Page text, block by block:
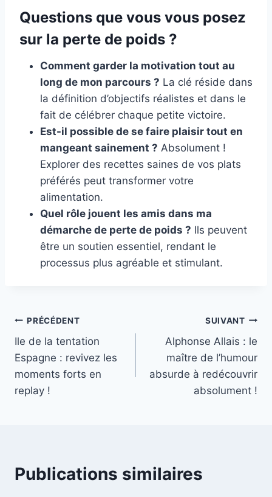
Questions que vous vous posez
sur la perte de poids ?
Comment garder la motivation tout au
long de mon parcours ? La clé réside dans
la définition d’objectifs réalistes et dans le
fait de célébrer chaque petite victoire.
Est-il possible de se faire plaisir tout en
mangeant sainement ? Absolument !
Explorer des recettes saines de vos plats
préférés peut transformer votre
alimentation.
Quel rôle jouent les amis dans ma
démarche de perte de poids ? Ils peuvent
être un soutien essentiel, rendant le
processus plus agréable et stimulant.
Navigation
de
l’article
PRÉCÉDENT
Ile de la tentation
Espagne : revivez les
moments forts en
replay !
SUIVANT
Alphonse Allais : le
maître de l’humour
absurde à redécouvrir
absolument !
Publications similaires